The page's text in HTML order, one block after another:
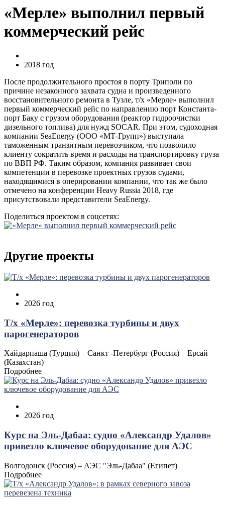
«Мерле» выполнил первый
коммерческий рейс
2018 год
После продолжительного простоя в порту Триполи по
причине незаконного захвата судна и произведенного
восстановительного ремонта в Тузле, т/х «Мерле» выполнил
первый коммерческий рейс по направлению порт Константа-
порт Баку с грузом оборудования (реактор гидроочистки
дизельного топлива) для нужд SOCAR. При этом, судоходная
компании SeaEnergy (ООО «МТ-Групп») выступала
таможенным транзитным перевозчиком, что позволило
клиенту сократить время и расходы на транспортировку груза
по ВВП РФ. Таким образом, компания развивает свои
компетенции в перевозке проектных грузов судами,
находящимися в оперировании компании, что так же было
отмечено на конференции Heavy Russia 2018, где
присутствовали представители SeaEnergy.
Поделиться проектом в соцсетях:
Другие проекты
2026 год
Т/х «Мерле»: перевозка турбины и двух
парогенераторов
Хайдарпаша (Турция) – Санкт -Петербург (Россия) – Ерсай
(Казахстан)
Подробнее
2026 год
Курс на Эль‑Дабаа: судно «Александр Удалов»
привезло ключевое оборудование для АЭС
Волгодонск (Россия) – АЭС "Эль‑Дабаа" (Египет)
Подробнее